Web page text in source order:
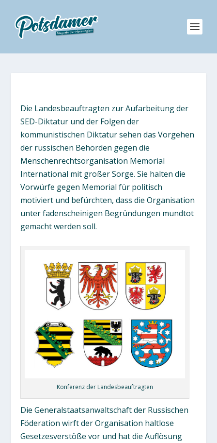
Die Landesbeauftragten zur Aufarbeitung der
SED-Diktatur und der Folgen der
kommunistischen Diktatur sehen das Vorgehen
der russischen Behörden gegen die
Menschenrechtsorganisation Memorial
International mit großer Sorge. Sie halten die
Vorwürfe gegen Memorial für politisch
motiviert und befürchten, dass die Organisation
unter fadenscheinigen Begründungen mundtot
gemacht werden soll.
Konferenz der Landesbeauftragten
Die Generalstaatsanwaltschaft der Russischen
Föderation wirft der Organisation haltlose
Gesetzesverstöße vor und hat die Auflösung